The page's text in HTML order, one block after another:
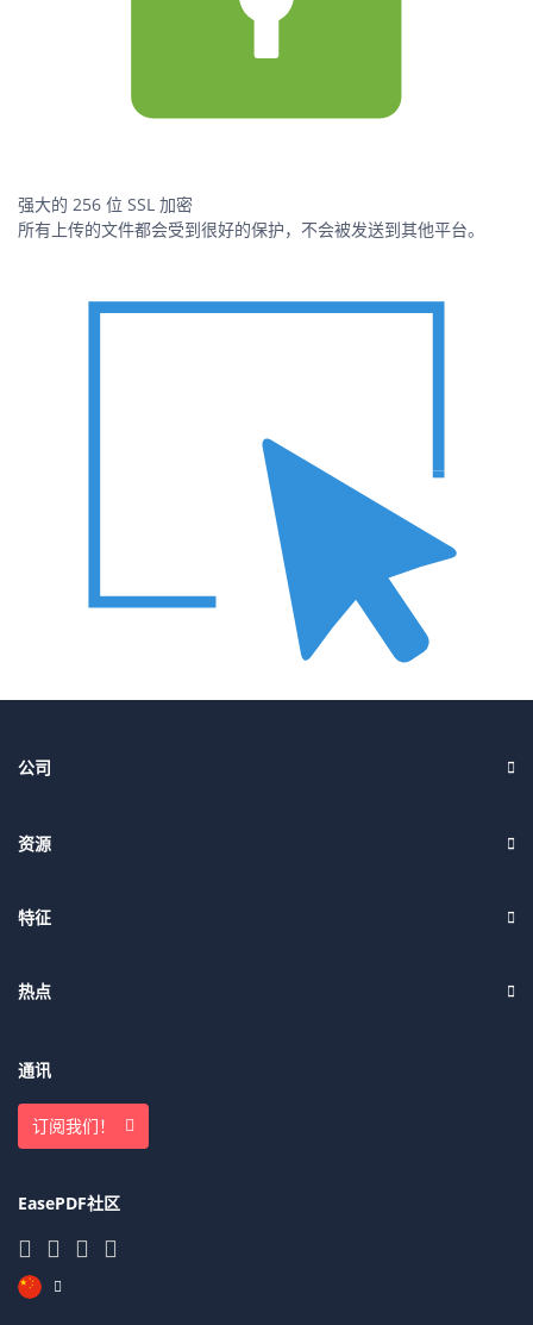
强大的 256 位 SSL 加密
所有上传的文件都会受到很好的保护，不会被发送到其他平台。
公司
资源
特征
热点
通讯
订阅我们！
EasePDF社区